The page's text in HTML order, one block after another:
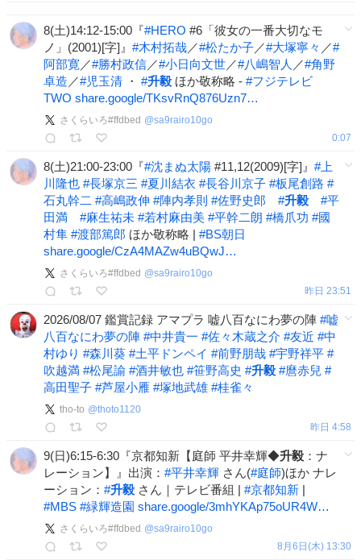
8(土)14:12-15:00『#HERO #6「彼女の一番大切なモ
ノ」(2001)[字]』 #木村拓哉／#松たか子／#大塚寧々 ／#
阿部寛 ／#勝村政信／#小日向文世／#八嶋智人 ／#角野
卓造 ／#児玉清 ・ #升毅 ほか敬称略 - #フジテレビ
TWO share.google/TKsvRnQ876Uzn7…
さくらいろ#ffdbed @sa9rairo10go
0:07
8(土)21:00-23:00『#沈まぬ太陽 #11,12(2009)[字]』 #上
川隆也 #長塚京三 #夏川結衣 #長谷川京子 #板尾創路 #
石丸幹二 #高嶋政伸 #陣内孝則 #佐野史郎 #升毅 #平
田満
#麻生祐未 #若村麻由美 #平幹二朗 #橋爪功 #國
村隼 #渡部篤郎 ほか敬称略 | #BS朝日
share.google/CzA4MAZw4uBQwJ…
さくらいろ#ffdbed @sa9rairo10go
昨日 23:51
2026/08/07 鑑賞記録 アマプラ 嘘八百なにわ夢の陣 #嘘
八百なにわ夢の陣 #中井貴一 #佐々木蔵之介 #友近 #中
村ゆり #森川葵 #土平ドンペイ #前野朋哉 #宇野祥平 #
吹越満 #松尾諭 #酒井敏也 #笹野高史 #升毅 #麿赤兒 #
高田聖子 #芦屋小雁 #塚地武雄 #桂雀々
tho-to @thoto1120
昨日 4:58
9(日)6:15-6:30『京都知新【庭師 平井幸輝◆升毅 ：ナ
レーション】』出演： #平井幸輝 さん(#庭師)ほか ナレ
ーション： #升毅 さん｜テレビ番組 | #京都知新 |
#MBS #緑輝造園 share.google/3mhYKAp75oUR4W…
さくらいろ#ffdbed @sa9rairo10go
8月6日(木) 13:30